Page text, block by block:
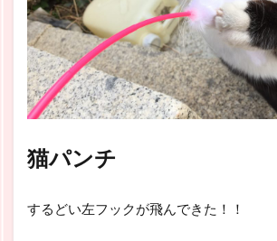
猫パンチ
するどい左フックが飛んできた！！